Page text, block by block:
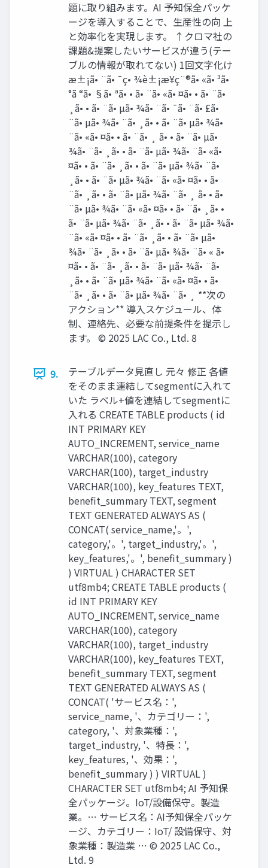
題に取り組みます。AI 予知保全パッケ
ージを導入することで、生産性の向 上
と効率化を実現します。 ↑クロマ社の
課題&提案したいサービスが違う(テー
ブルの情報が取れてない) 1回文字化け
æ±¡ã• ¨ã• ¯ç• ¾è±¡æ¥ç¨®ã• «ã• ³ã•
°ã “ã• §ã• ªã• • ã• ¨ã• «ã• ¤ã• • ã• ¨ã•
¸ã• • ã• ¨ã• µã• ¾ã• ¨ã• ¯ã• ¨ã• £ã•
¨ã• µã• ¾ã• ¨ã• ¸ã• • ã• ¨ã• µã• ¾ã•
¨ã• «ã• ¤ã• • ã• ¨ã• ¸ ã• • ã• ¨ã• µã•
¾ã• ¨ã• ¸ã• • ã• ¨ã• µã• ¾ã• ¨ã• «ã•
¤ã• • ã• ¨ã• ¸ã• • ã• ¨ã• µã• ¾ã• ¨ã•
¸ã• • ã• ¨ã• µã• ¾ã• ¨ã• «ã• ¤ã• • ã•
¨ã• ¸ã• • ã• ¨ã• µã• ¾ã• ¨ã• ¸ ã• • ã•
¨ã• µã• ¾ã• ¨ã• «ã• ¤ã• • ã• ¨ã• ¸ã• •
ã• ¨ã• µã• ¾ã• ¨ã• ¸ã• • ã• ¨ã• µã• ¾ã•
¨ã• «ã• ¤ã• • ã• ¨ã• ¸ã• • ã• ¨ã• µã•
¾ã• ¨ã• ¸ã• • ã• ¨ã• µã• ¾ã• ¨ã• « ã•
¤ã• • ã• ¨ã• ¸ã• • ã• ¨ã• µã• ¾ã• ¨ã•
¸ã• • ã• ¨ã• µã• ¾ã• ¨ã• «ã• ¤ã• • ã•
¨ã• ¸ã• • ã• ¨ã• µã• ¾ã• ¨ã• ¸ **次の
アクション** 導入スケジュール、体
制、連絡先、必要な前提条件を提示し
ます。 © 2025 LAC Co., Ltd. 8
9.
テーブルデータ見直し 元々 修正 各値
をそのまま連結してsegmentに入れて
いた ラベル+値を連結してsegmentに
入れる CREATE TABLE products ( id
INT PRIMARY KEY
AUTO_INCREMENT, service_name
VARCHAR(100), category
VARCHAR(100), target_industry
VARCHAR(100), key_features TEXT,
benefit_summary TEXT, segment
TEXT GENERATED ALWAYS AS (
CONCAT( service_name,'。',
category,'。', target_industry,'。',
key_features,'。', benefit_summary )
) VIRTUAL ) CHARACTER SET
utf8mb4; CREATE TABLE products (
id INT PRIMARY KEY
AUTO_INCREMENT, service_name
VARCHAR(100), category
VARCHAR(100), target_industry
VARCHAR(100), key_features TEXT,
benefit_summary TEXT, segment
TEXT GENERATED ALWAYS AS (
CONCAT( 'サービス名：',
service_name, '、カテゴリー：',
category, '、対象業種：',
target_industry, '、特長：',
key_features, '、効果：',
benefit_summary ) ) VIRTUAL )
CHARACTER SET utf8mb4; AI 予知保
全パッケージ。IoT/設備保守。製造
業。… サービス名：AI予知保全パッケ
ージ、カテゴリー：IoT/ 設備保守、対
象業種：製造業 … © 2025 LAC Co.,
Ltd. 9